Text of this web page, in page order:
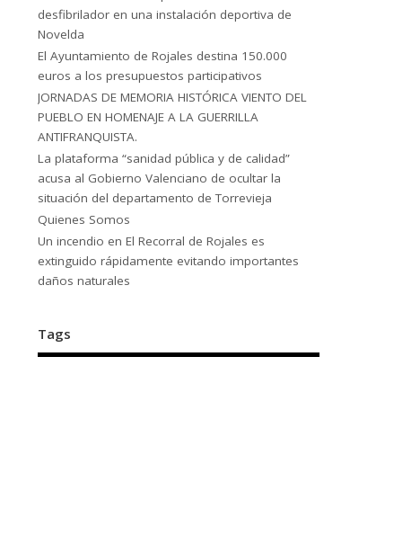
desfibrilador en una instalación deportiva de
Novelda
El Ayuntamiento de Rojales destina 150.000
euros a los presupuestos participativos
JORNADAS DE MEMORIA HISTÓRICA VIENTO DEL
PUEBLO EN HOMENAJE A LA GUERRILLA
ANTIFRANQUISTA.
La plataforma “sanidad pública y de calidad”
acusa al Gobierno Valenciano de ocultar la
situación del departamento de Torrevieja
Quienes Somos
Un incendio en El Recorral de Rojales es
extinguido rápidamente evitando importantes
daños naturales
Tags